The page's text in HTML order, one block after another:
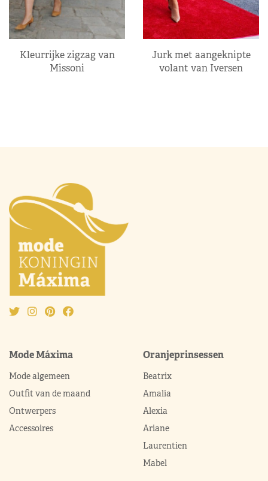
Kleurrijke zigzag van
Missoni
Jurk met aangeknipte
volant van Iversen
Mode Máxima
Mode algemeen
Outfit van de maand
Ontwerpers
Accessoires
Oranjeprinsessen
Beatrix
Amalia
Alexia
Ariane
Laurentien
Mabel